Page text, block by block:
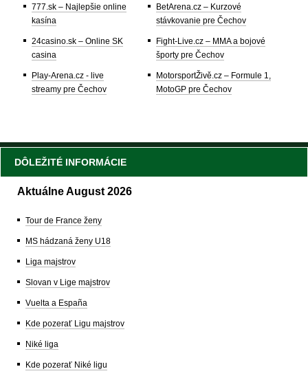
777.sk – Najlepšie online
kasína
24casino.sk – Online SK
casina
Play-Arena.cz - live
streamy pre Čechov
BetArena.cz – Kurzové
stávkovanie pre Čechov
Fight-Live.cz – MMA a bojové
športy pre Čechov
MotorsportŽivě.cz – Formule 1,
MotoGP pre Čechov
DÔLEŽITÉ INFORMÁCIE
Aktuálne August 2026
Tour de France ženy
MS hádzaná ženy U18
Liga majstrov
Slovan v Lige majstrov
Vuelta a España
Kde pozerať Ligu majstrov
Niké liga
Kde pozerať Niké ligu